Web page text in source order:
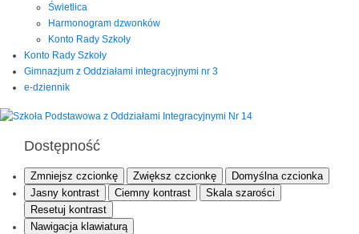
Świetlica
Harmonogram dzwonków
Konto Rady Szkoły
Konto Rady Szkoły
Gimnazjum z Oddziałami integracyjnymi nr 3
e-dziennik
Dostępność
Zmniejsz czcionkę Zwiększ czcionkę
Domyślna czcionka
Jasny kontrast
Ciemny kontrast
Skala szarości
Resetuj kontrast
Nawigacja klawiaturą